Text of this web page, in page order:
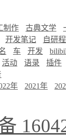
制作 古典文学
开发笔记
自研
车 开发
活动 语录
插件
年 2021年